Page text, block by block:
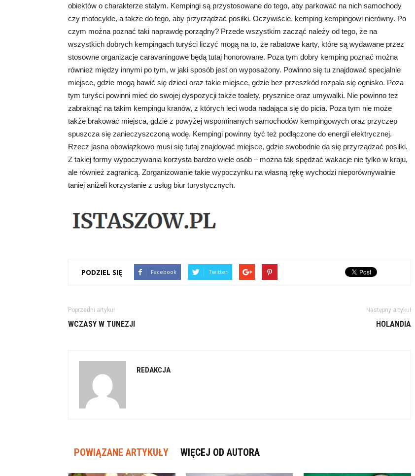
obiektów o charakterze stałym. Kempingi są przystosowane do tego, aby parkować na nich samochody
czy motocykle, a także do tego, aby przyrządzać posiłki. Oczywiście, kemping kempingowi nierówny. Po
czym można poznać taki naprawdę porządny? Przede wszystkim zacząć należy od tego, że na
wszystkich dobrych kempingach turyści liczyć mogą na to, że rabatowe karty, które są wydawane przez
stosowne organizacje caravaningowe będą tutaj honorowane. Poza tym dobry kemping poznać można
również między innymi po tym, w jaki sposób jest on wyposażony. Powinno się tu znajdować specjalnie
miejsce, gdzie mogą bawić się dzieci oraz takie miejsce, gdzie bez przeszkód rozpala się ognisko. Poza
tym turyści powinni mieć do swojej dyspozycji także toalety, prysznice oraz umywalki. Nie powinno też
zabraknąć na takim kempingu kranów, z których leci woda nadająca się do picia. Poza tym nie może
także brakować miejsca, gdzie z powyżej wspominanych samochodów kempingowych oraz przyczep
spuszcza się zanieczyszczoną wodę. Kempingi powinny być też podłączone do energii elektrycznej.
Rzecz jasna obowiązkowo musi się tutaj znajdować miejsce, gdzie swobodnie da się przyrządzać posiłki.
Z takiej formy wypoczywania korzysta bardzo wiele osób – można tak spędzać wakacje nie tylko w kraju,
ale również zagranicą. Zorganizowanie takie wypoczynku na własną rękę wychodzi nieporównywalnie
taniej aniżeli korzystanie z usług biur turystycznych.
PODZIEL SIĘ Facebook Twitter
Poprzedni artykuł
WCZASY W TUNEZJI
Następny artykuł
HOLANDIA
REDAKCJA
POWIĄZANE ARTYKUŁY WIĘCEJ OD AUTORA